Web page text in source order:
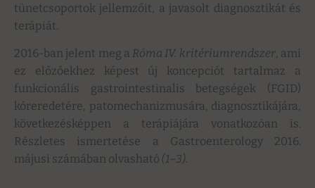
tünetcsoportok jellemzőit, a javasolt diagnosztikát és
terápiát.
2016-ban jelent meg a Róma IV. kritériumrendszer, ami
ez előzőekhez képest új koncepciót tartalmaz a
funkcionális gastrointestinalis betegségek (FGID)
kóreredetére, patomechanizmusára, diagnosztikájára,
következésképpen a terápiájára vonatkozóan is.
Részletes ismertetése a Gastroenterology 2016.
májusi számában olvasható (1–3).